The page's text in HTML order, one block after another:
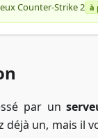
Counter-Strike 2 à
par un
déjà un, mais il